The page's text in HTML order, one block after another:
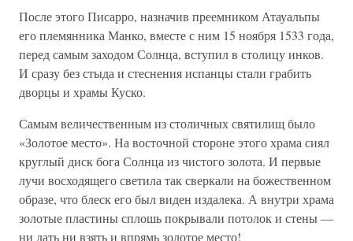
После этого Писарро, назначив преемником Атауальпы
его племянника Манко, вместе с ним 15 ноября 1533 года,
перед самым заходом Солнца, вступил в столицу инков.
И сразу без стыда и стеснения испанцы стали грабить
дворцы и храмы Куско.
Самым величественным из столичных святилищ было
«Золотое место». На восточной стороне этого храма сиял
круглый диск бога Солнца из чистого золота. И первые
лучи восходящего светила так сверкали на божественном
образе, что блеск его был виден издалека. А внутри храма
золотые пластины сплошь покрывали потолок и стены —
ни дать ни взять и впрямь золотое место!